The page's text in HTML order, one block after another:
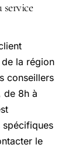
service
la région
conseillers
de 8h à
spécifiques
le